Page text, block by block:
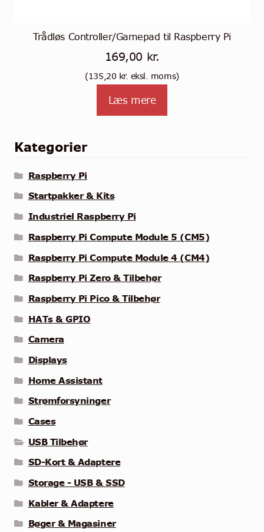
Trådløs Controller/Gamepad til Raspberry Pi
169,00 kr.
(135,20 kr. eksl. moms)
Læs mere
Kategorier
Raspberry Pi
Startpakker & Kits
Industriel Raspberry Pi
Raspberry Pi Compute Module 5 (CM5)
Raspberry Pi Compute Module 4 (CM4)
Raspberry Pi Zero & Tilbehør
Raspberry Pi Pico & Tilbehør
HATs & GPIO
Camera
Displays
Home Assistant
Strømforsyninger
Cases
USB Tilbehør
SD-Kort & Adaptere
Storage - USB & SSD
Kabler & Adaptere
Bøger & Magasiner